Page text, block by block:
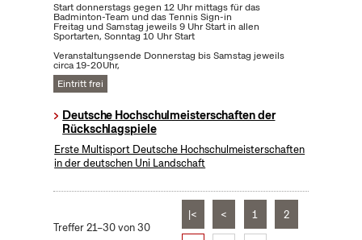
Start donnerstags gegen 12 Uhr mittags für das
Badminton-Team und das Tennis Sign-in
Freitag und Samstag jeweils 9 Uhr Start in allen
Sportarten, Sonntag 10 Uhr Start
Veranstaltungsende Donnerstag bis Samstag jeweils
circa 19-20Uhr,
Eintritt frei
Deutsche Hochschulmeisterschaften der
Rückschlagspiele
Erste Multisport Deutsche Hochschulmeisterschaften
in der deutschen Uni Landschaft
Treffer 21–30 von 30
|< < 1 2